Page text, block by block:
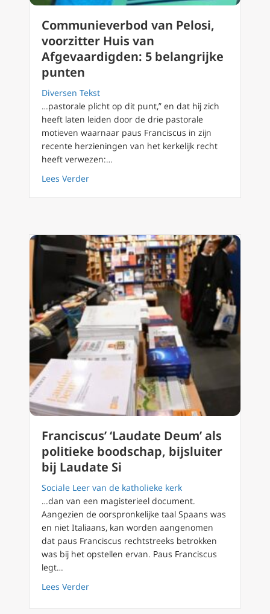
Communieverbod van Pelosi,
voorzitter Huis van
Afgevaardigden: 5 belangrijke
punten
Diversen Tekst
…pastorale plicht op dit punt,” en dat hij zich
heeft laten leiden door de drie pastorale
motieven waarnaar paus Franciscus in zijn
recente herzieningen van het kerkelijk recht
heeft verwezen:…
Lees Verderabout Communieverbod van Pelosi,
Franciscus’ ‘Laudate Deum’ als
politieke boodschap, bijsluiter
bij Laudate Si
Sociale Leer van de katholieke kerk
…dan van een magisterieel document.
Aangezien de oorspronkelijke taal Spaans was
en niet Italiaans, kan worden aangenomen
dat paus Franciscus rechtstreeks betrokken
was bij het opstellen ervan. Paus Franciscus
legt…
Lees Verderabout Franciscus’ ‘Laudate Deum’ als